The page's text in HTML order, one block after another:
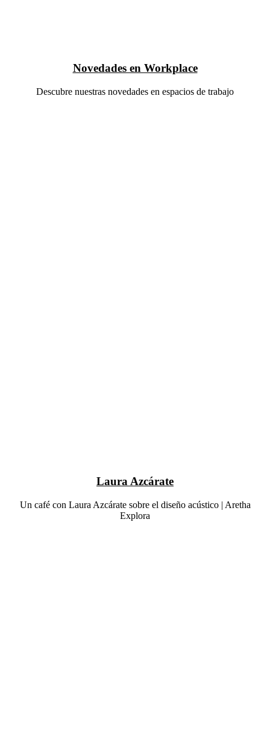
Novedades en Workplace
Descubre nuestras novedades en espacios de trabajo
Laura Azcárate
Un café con Laura Azcárate sobre el diseño acústico | Aretha
Explora